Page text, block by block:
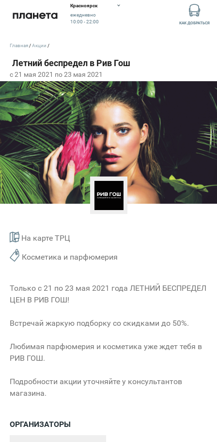
Красноярск
ежедневно
10:00 - 22:00
КАК ДОБРАТЬСЯ
c 21 мая 2021 по 23 мая 2021
На карте ТРЦ
Косметика и парфюмерия
Главная Акции
Только с 21 по 23 мая 2021 года ЛЕТНИЙ БЕСПРЕДЕЛ
ЦЕН В РИВ ГОШ!
Встречай жаркую подборку со скидками до 50%.
Любимая парфюмерия и косметика уже ждет тебя в
РИВ ГОШ.
Подробности акции уточняйте у консультантов
магазина.
ОРГАНИЗАТОРЫ